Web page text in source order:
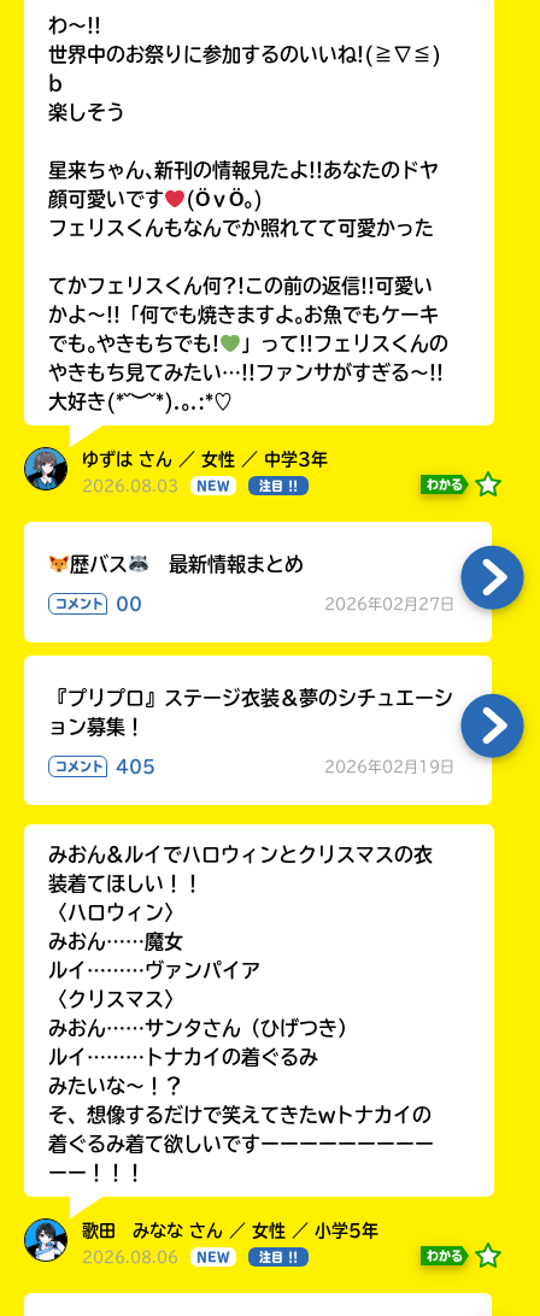
わ〜!!
世界中のお祭りに参加するのいいね!(≧∇≦)
b
楽しそう
星来ちゃん､新刊の情報見たよ!!あなたのドヤ
顔可愛いです
(ӦｖӦ｡)
フェリスくんもなんでか照れてて可愛かった
てかフェリスくん何?!この前の返信!!可愛い
かよ〜!!「何でも焼きますよ｡お魚でもケーキ
でも｡やきもちでも!
」って!!フェリスくんの
やきもち見てみたい…!!ファンサがすぎる〜!!
大好き(*˘︶˘*).｡.:*♡
ゆずは さん ／ 女性 ／ 中学3年
2026.08.03 NEW 注目 !! わかる
歴バス 最新情報まとめ
コメント 00 2026年02月27日
『プリプロ』ステージ衣装＆夢のシチュエーシ
ョン募集！
コメント 405 2026年02月19日
みおん&ルイでハロウィンとクリスマスの衣
装着てほしい！！
〈ハロウィン〉
みおん……魔女
ルイ………ヴァンパイア
〈クリスマス〉
みおん……サンタさん（ひげつき）
ルイ………トナカイの着ぐるみ
みたいな〜！？
そ、想像するだけで笑えてきたwトナカイの
着ぐるみ着て欲しいですーーーーーーーーー
ーー！！！
歌田 みなな さん ／ 女性 ／ 小学5年
2026.08.06 NEW 注目 !! わかる